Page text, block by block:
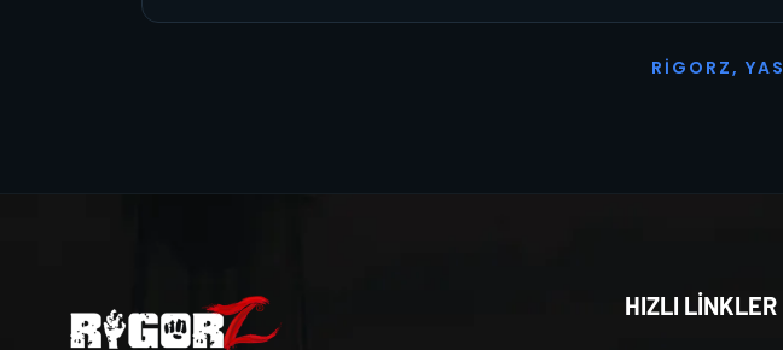
R I G O R Z, YAS
HIZLI LİNKLER